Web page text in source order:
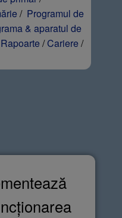
/ Programul de
& aparatul de
Rapoarte /Cariere /